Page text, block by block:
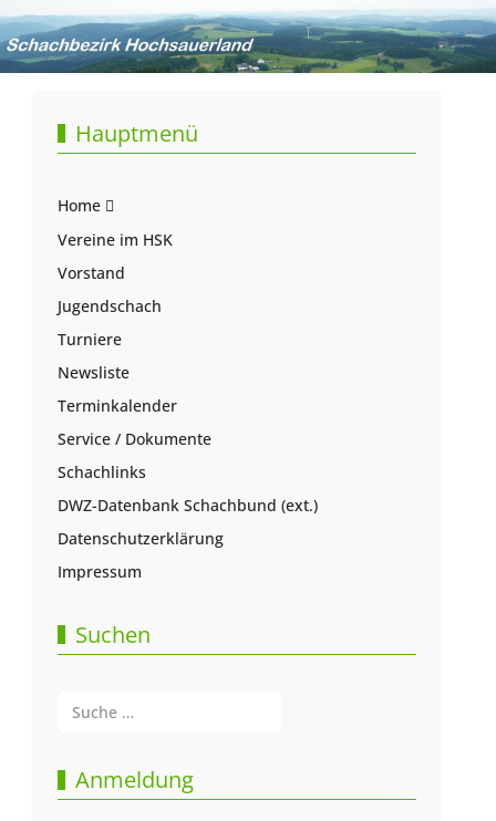
Hauptmenü
Home
Vereine im HSK
Vorstand
Jugendschach
Turniere
Newsliste
Terminkalender
Service / Dokumente
Schachlinks
DWZ-Datenbank Schachbund (ext.)
Datenschutzerklärung
Impressum
Suchen
Anmeldung